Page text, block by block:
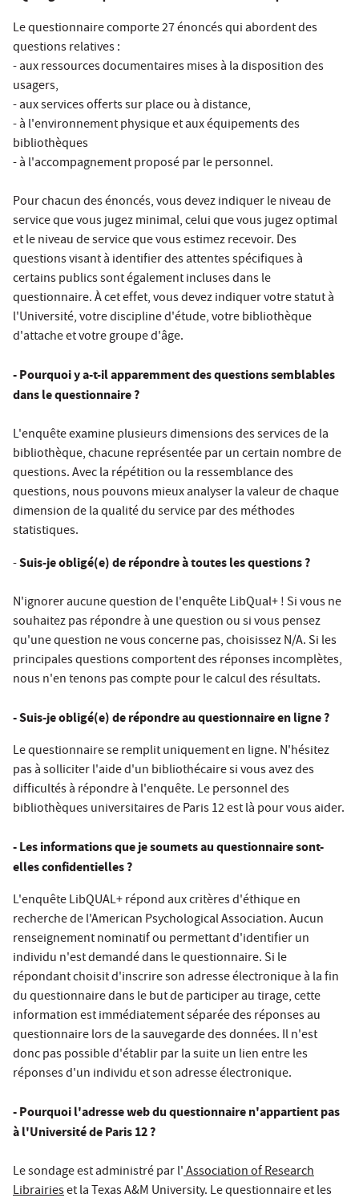
Le questionnaire comporte 27 énoncés qui abordent des
questions relatives :
- aux ressources documentaires mises à la disposition des
usagers,
- aux services offerts sur place ou à distance,
- à l'environnement physique et aux équipements des
bibliothèques
- à l'accompagnement proposé par le personnel.
Pour chacun des énoncés, vous devez indiquer le niveau de
service que vous jugez minimal, celui que vous jugez optimal
et le niveau de service que vous estimez recevoir. Des
questions visant à identifier des attentes spécifiques à
certains publics sont également incluses dans le
questionnaire. À cet effet, vous devez indiquer votre statut à
l'Université, votre discipline d'étude, votre bibliothèque
d'attache et votre groupe d'âge.
- Pourquoi y a-t-il apparemment des questions semblables
dans le questionnaire ?
L'enquête examine plusieurs dimensions des services de la
bibliothèque, chacune représentée par un certain nombre de
questions. Avec la répétition ou la ressemblance des
questions, nous pouvons mieux analyser la valeur de chaque
dimension de la qualité du service par des méthodes
statistiques.
-Suis-je obligé(e) de répondre à toutes les questions ?
N'ignorer aucune question de l'enquête LibQual+ ! Si vous ne
souhaitez pas répondre à une question ou si vous pensez
qu'une question ne vous concerne pas, choisissez N/A. Si les
principales questions comportent des réponses incomplètes,
nous n'en tenons pas compte pour le calcul des résultats.
-Suis-je obligé(e) de répondre au questionnaire en ligne ?
Le questionnaire se remplit uniquement en ligne. N'hésitez
pas à solliciter l'aide d'un bibliothécaire si vous avez des
difficultés à répondre à l'enquête. Le personnel des
bibliothèques universitaires de Paris 12 est là pour vous aider.
- Les informations que je soumets au questionnaire sont-
elles confidentielles ?
L'enquête LibQUAL+ répond aux critères d'éthique en
recherche de l'American Psychological Association. Aucun
renseignement nominatif ou permettant d'identifier un
individu n'est demandé dans le questionnaire. Si le
répondant choisit d'inscrire son adresse électronique à la fin
du questionnaire dans le but de participer au tirage, cette
information est immédiatement séparée des réponses au
questionnaire lors de la sauvegarde des données. Il n'est
donc pas possible d'établir par la suite un lien entre les
réponses d'un individu et son adresse électronique.
- Pourquoi l'adresse web du questionnaire n'appartient pas
à l'Université de Paris 12 ?
Le sondage est administré par l'Association of Research
Librairieset la Texas A&M University. Le questionnaire et les